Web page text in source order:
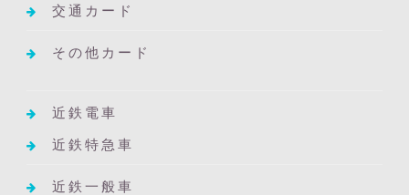
交通カード
その他カード
近鉄電車
近鉄特急車
近鉄一般車